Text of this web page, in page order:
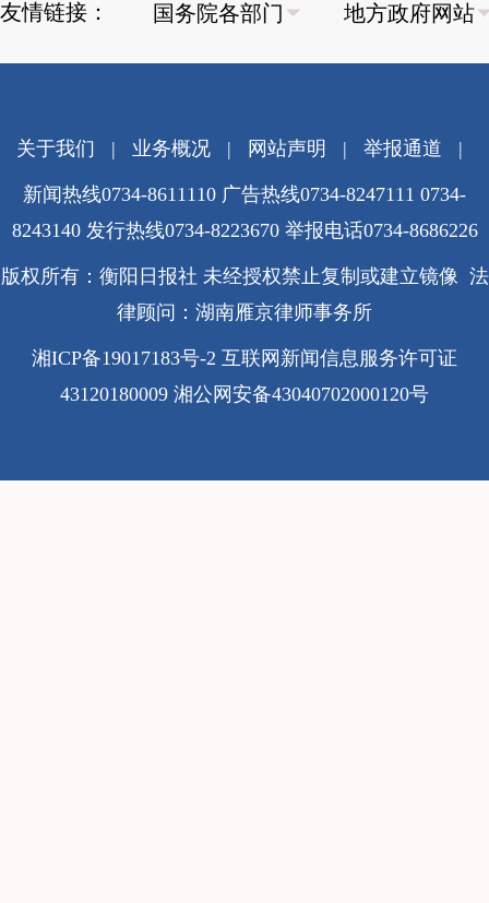
友情链接：
关于我们 | 业务概况| 网站声明 | 举报通道 |
新闻热线0734-8611110 广告热线0734-8247111 0734-
8243140 发行热线0734-8223670 举报电话0734-8686226
版权所有：衡阳日报社 未经授权禁止复制或建立镜像 法
律顾问：湖南雁京律师事务所
湘ICP备19017183号-2 互联网新闻信息服务许可证
43120180009 湘公网安备43040702000120号